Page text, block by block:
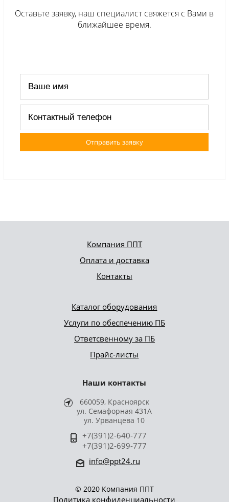
Оставьте заявку, наш специалист свяжется с Вами в
ближайшее время.
Отправить заявку
Компания ППТ
Оплата и доставка
Контакты
Каталог оборудования
Услуги по обеспечению ПБ
Ответсвенному за ПБ
Прайс-листы
Наши контакты
660059, Красноярск
ул. Семафорная 431А
ул. Урванцева 10
+7(391)2-640-777
+7(391)2-699-777
info@ppt24.ru
© 2020 Компания ППТ
Политика конфиденциальности